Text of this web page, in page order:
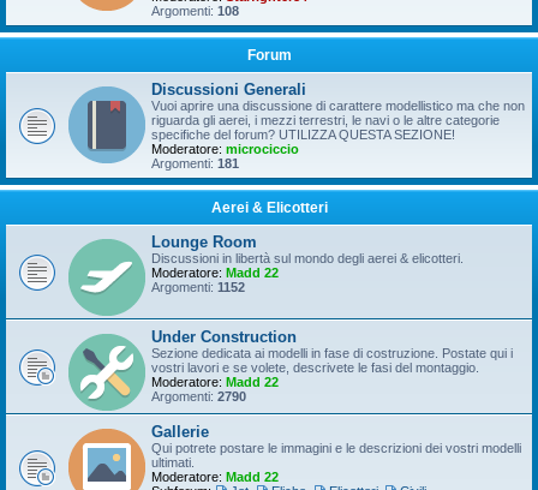
Argomenti: 108
Forum
Discussioni Generali
Vuoi aprire una discussione di carattere modellistico ma che non
riguarda gli aerei, i mezzi terrestri, le navi o le altre categorie
specifiche del forum? UTILIZZA QUESTA SEZIONE!
Moderatore: microciccio
Argomenti: 181
Aerei & Elicotteri
Lounge Room
Discussioni in libertà sul mondo degli aerei & elicotteri.
Moderatore: Madd 22
Argomenti: 1152
Under Construction
Sezione dedicata ai modelli in fase di costruzione. Postate qui i
vostri lavori e se volete, descrivete le fasi del montaggio.
Moderatore: Madd 22
Argomenti: 2790
Gallerie
Qui potrete postare le immagini e le descrizioni dei vostri modelli
ultimati.
Moderatore: Madd 22